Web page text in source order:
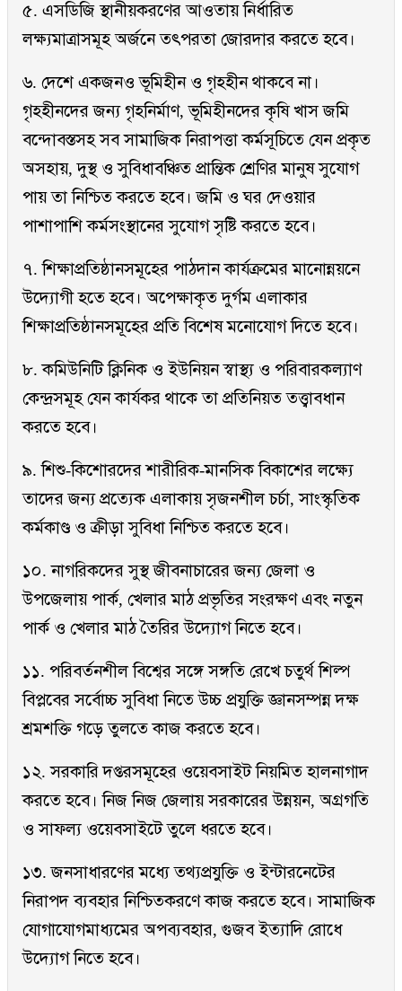
৫. এসডিজি স্থানীয়করণের আওতায় নির্ধারিত
লক্ষ্যমাত্রাসমূহ অর্জনে তৎপরতা জোরদার করতে হবে।
৬. দেশে একজনও ভূমিহীন ও গৃহহীন থাকবে না।
গৃহহীনদের জন্য গৃহনির্মাণ, ভূমিহীনদের কৃষি খাস জমি
বন্দোবস্তসহ সব সামাজিক নিরাপত্তা কর্মসূচিতে যেন প্রকৃত
অসহায়, দুস্থ ও সুবিধাবঞ্চিত প্রান্তিক শ্রেণির মানুষ সুযোগ
পায় তা নিশ্চিত করতে হবে। জমি ও ঘর দেওয়ার
পাশাপাশি কর্মসংস্থানের সুযোগ সৃষ্টি করতে হবে।
৭. শিক্ষাপ্রতিষ্ঠানসমূহের পাঠদান কার্যক্রমের মানোন্নয়নে
উদ্যোগী হতে হবে। অপেক্ষাকৃত দুর্গম এলাকার
শিক্ষাপ্রতিষ্ঠানসমূহের প্রতি বিশেষ মনোযোগ দিতে হবে।
৮. কমিউনিটি ক্লিনিক ও ইউনিয়ন স্বাস্থ্য ও পরিবারকল্যাণ
কেন্দ্রসমূহ যেন কার্যকর থাকে তা প্রতিনিয়ত তত্ত্বাবধান
করতে হবে।
৯. শিশু-কিশোরদের শারীরিক-মানসিক বিকাশের লক্ষ্যে
তাদের জন্য প্রত্যেক এলাকায় সৃজনশীল চর্চা, সাংস্কৃতিক
কর্মকাণ্ড ও ক্রীড়া সুবিধা নিশ্চিত করতে হবে।
১০. নাগরিকদের সুস্থ জীবনাচারের জন্য জেলা ও
উপজেলায় পার্ক, খেলার মাঠ প্রভৃতির সংরক্ষণ এবং নতুন
পার্ক ও খেলার মাঠ তৈরির উদ্যোগ নিতে হবে।
১১. পরিবর্তনশীল বিশ্বের সঙ্গে সঙ্গতি রেখে চতুর্থ শিল্প
বিপ্লবের সর্বোচ্চ সুবিধা নিতে উচ্চ প্রযুক্তি জ্ঞানসম্পন্ন দক্ষ
শ্রমশক্তি গড়ে তুলতে কাজ করতে হবে।
১২. সরকারি দপ্তরসমূহের ওয়েবসাইট নিয়মিত হালনাগাদ
করতে হবে। নিজ নিজ জেলায় সরকারের উন্নয়ন, অগ্রগতি
ও সাফল্য ওয়েবসাইটে তুলে ধরতে হবে।
১৩. জনসাধারণের মধ্যে তথ্যপ্রযুক্তি ও ইন্টারনেটের
নিরাপদ ব্যবহার নিশ্চিতকরণে কাজ করতে হবে। সামাজিক
যোগাযোগমাধ্যমের অপব্যবহার, গুজব ইত্যাদি রোধে
উদ্যোগ নিতে হবে।